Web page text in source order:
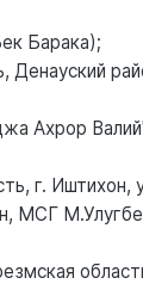
Барака);
Денауский
Ахрор
г. Иштихон,
МСГ